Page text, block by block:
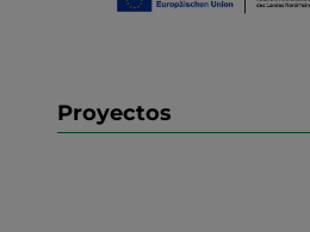
Proyectos